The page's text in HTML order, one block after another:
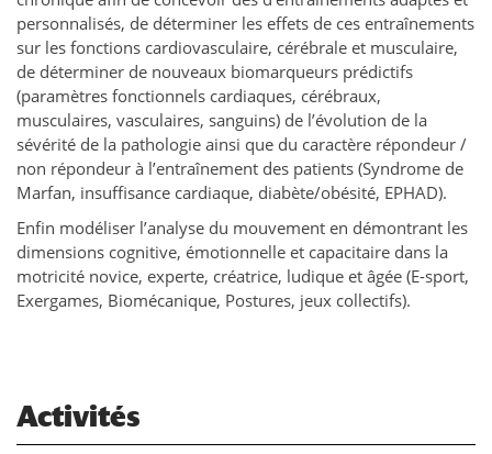
personnalisés, de déterminer les effets de ces entraînements
sur les fonctions cardiovasculaire, cérébrale et musculaire,
de déterminer de nouveaux biomarqueurs prédictifs
(paramètres fonctionnels cardiaques, cérébraux,
musculaires, vasculaires, sanguins) de l’évolution de la
sévérité de la pathologie ainsi que du caractère répondeur /
non répondeur à l’entraînement des patients (Syndrome de
Marfan, insuffisance cardiaque, diabète/obésité, EPHAD).
Enfin modéliser l’analyse du mouvement en démontrant les
dimensions cognitive, émotionnelle et capacitaire dans la
motricité novice, experte, créatrice, ludique et âgée (E-sport,
Exergames, Biomécanique, Postures, jeux collectifs).
Activités